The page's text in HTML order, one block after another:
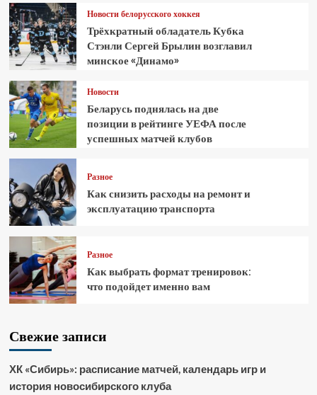
Новости белорусского хоккея
Трёхкратный обладатель Кубка
Стэнли Сергей Брылин возглавил
минское «Динамо»
Новости
Беларусь поднялась на две
позиции в рейтинге УЕФА после
успешных матчей клубов
Разное
Как снизить расходы на ремонт и
эксплуатацию транспорта
Разное
Как выбрать формат тренировок:
что подойдет именно вам
Свежие записи
ХК «Сибирь»: расписание матчей, календарь игр и
история новосибирского клуба